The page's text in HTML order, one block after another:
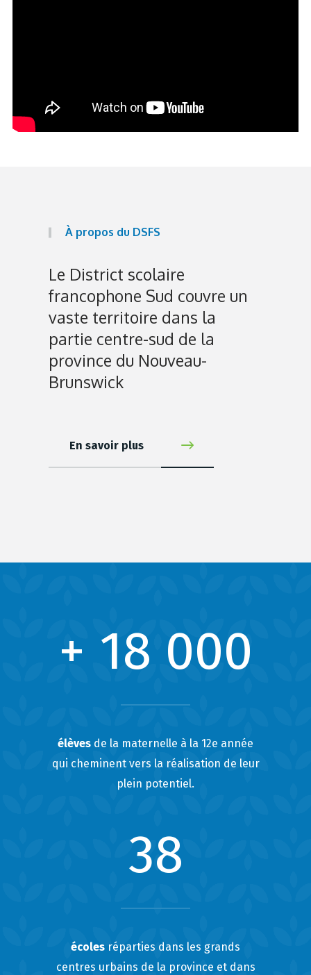
À propos du DSFS
Le District scolaire
francophone Sud couvre un
vaste territoire dans la
partie centre-sud de la
province du Nouveau-
Brunswick
En savoir plus
+ 18 000
élèves de la maternelle à la 12e année
qui cheminent vers la réalisation de leur
plein potentiel.
38
écoles réparties dans les grands
centres urbains de la province et dans